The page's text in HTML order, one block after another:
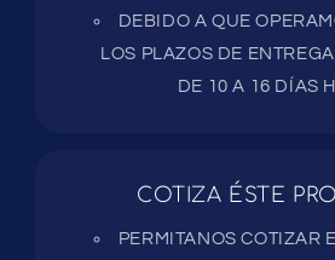
DEBIDO A QUE
LOS PLAZOS DE
DE 10 A 16 DÍAS
COTIZA ÉSTE
PERMITANOS COTIZAR